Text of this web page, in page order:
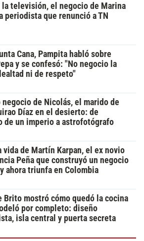
la televisión, el negocio de Marina
periodista que renunció a TN
Cana, Pampita habló sobre
y se confesó: "No negocio la
ni de respeto"
negocio de Nicolás, el marido de
Díaz en el desierto: de
de un imperio a astrofotógrafo
vida de Martín Karpan, el ex novio
Peña que construyó un negocio
ahora triunfa en Colombia
Brito mostró cómo quedó la cocina
por completo: diseño
isla central y puerta secreta